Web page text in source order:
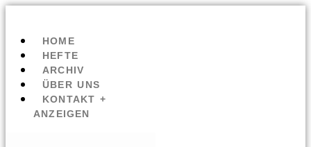
HOME
HEFTE
ARCHIV
ÜBER UNS
KONTAKT +
ANZEIGEN